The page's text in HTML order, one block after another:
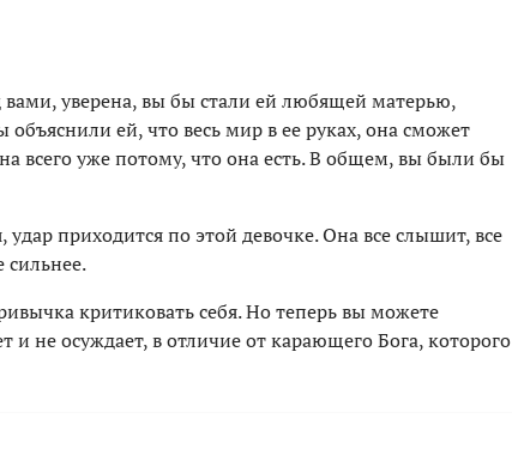
вами, уверена, вы бы стали ей любящей матерью,
ей, что весь мир в ее руках, она сможет
всего уже потому, что она есть. В общем, вы были бы
приходится по этой девочке. Она все слышит, все
сильнее.
критиковать себя. Но теперь вы можете
и не осуждает, в отличие от карающего Бога, которого